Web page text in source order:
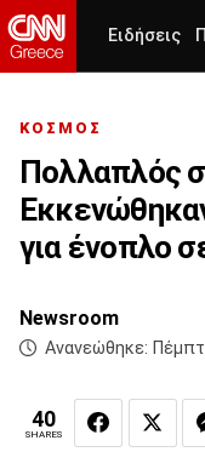
Ειδήσεις
ΚΟΣΜΟΣ
Πολλαπλός
για ένοπλο
Newsroom
Ανανεώθηκε:
40
SHARES